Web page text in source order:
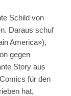
Schild von
Daraus schuf
America»),
gegen
Story aus
für den
hat,